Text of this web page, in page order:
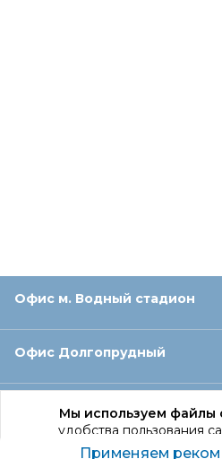
Мы используем файлы
удобства пользования
качества
Офис м. Водный стадион
Офис Долгопрудный
Офис Санкт‑Петербург
Применяем